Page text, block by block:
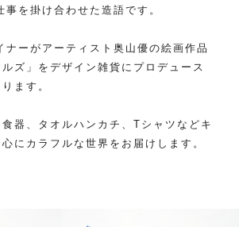
を掛け合わせた造語です。
ーがアーティスト奥山優の絵画作品
ルズ」をデザイン雑貨にプロデュース
ます。
器、タオルハンカチ、Tシャツなどキ
にカラフルな世界をお届けします。